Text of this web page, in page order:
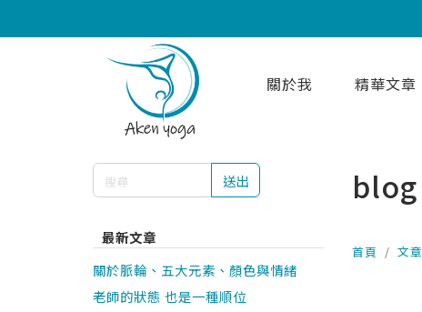
關於我 精華文章
送出
最新文章
關於脈輪、五大元素、顏色與情緒
老師的狀態 也是一種順位
blog
首頁 文章